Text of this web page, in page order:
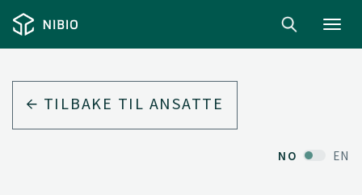
TILBAKE TIL ANSATTE
NO EN